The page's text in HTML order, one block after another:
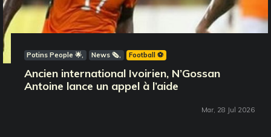
Potins People 🌟 News 🗞️ Football ⚽️
Ancien international Ivoirien, N’Gossan
Antoine lance un appel à l’aide
Mar, 28 Jul 2026